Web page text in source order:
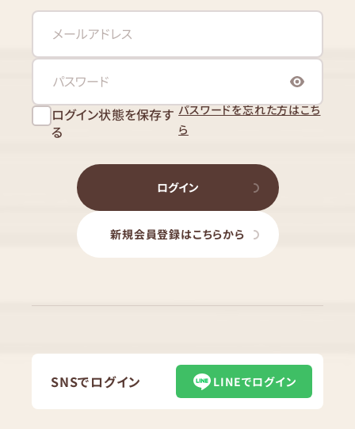
ログイン状態を保存す
る
パスワードを忘れた方はこち
ら
ログイン
新規会員登録はこちらから
SNSでログイン LINEでログイン